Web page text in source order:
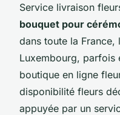
Service livraison
bouquet pour
dans toute la France,
Luxembourg, parfois
boutique en ligne
disponibilité fleurs
appuyée par un